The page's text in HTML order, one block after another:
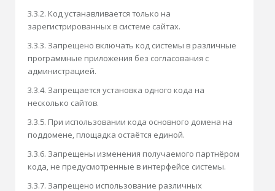
3.3.2. Код устанавливается только на
зарегистрированных в системе сайтах.
3.3.3. Запрещено включать код системы в различные
программные приложения без согласования с
администрацией.
3.3.4. Запрещается установка одного кода на
несколько сайтов.
3.3.5. При использовании кода основного домена на
поддомене, площадка остаётся единой.
3.3.6. Запрещены изменения получаемого партнёром
кода, не предусмотренные в интерфейсе системы.
3.3.7. Запрещено использование различных